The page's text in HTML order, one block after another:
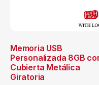
Memoria USB
Personalizada 8GB
Cubierta Metálica
Giratoria